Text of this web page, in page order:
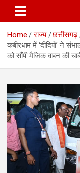
Home राज्य
छत्तीसगढ़
कबीरधाम में ‘दीदियों’ ने
को सौंपी मैजिक वाहन की